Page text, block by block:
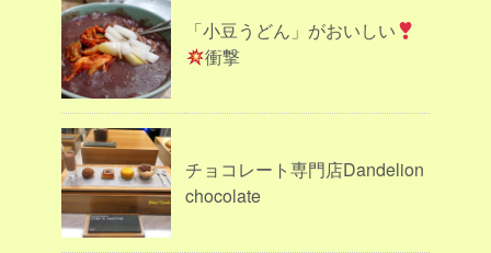
「小豆うどん」がおいしい
衝撃
チョコレート専門店Dandelion
chocolate